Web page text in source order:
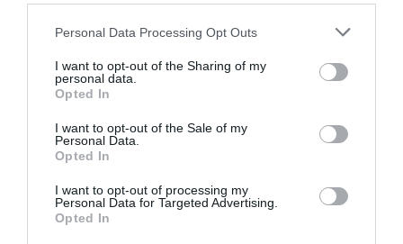
Personal Data Processing Opt Outs
I want to opt-out of the Sharing of my
personal data.
Opted In
I want to opt-out of the Sale of my
Personal Data.
Opted In
I want to opt-out of processing my
Personal Data for Targeted Advertising.
Opted In
empreses han apuntat la necessitat que les
administracions passin d'un model d'impostos,
certificacions i "burocràcia", a un altre en el qual
s'incentivi el negoci i sigui possible guanyar diners
en aquest sector. Subirà ha assegurat que també
es treballa en aquesta línia, però que alguns dels
impostos o sancions tenen la intenció de canviar
alguns sectors i empreses més tradicionals i
reticents als canvis.